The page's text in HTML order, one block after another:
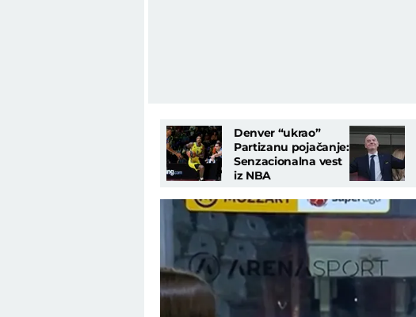
Denver “ukrao”
Partizanu pojačanje:
Senzacionalna vest
iz NBA